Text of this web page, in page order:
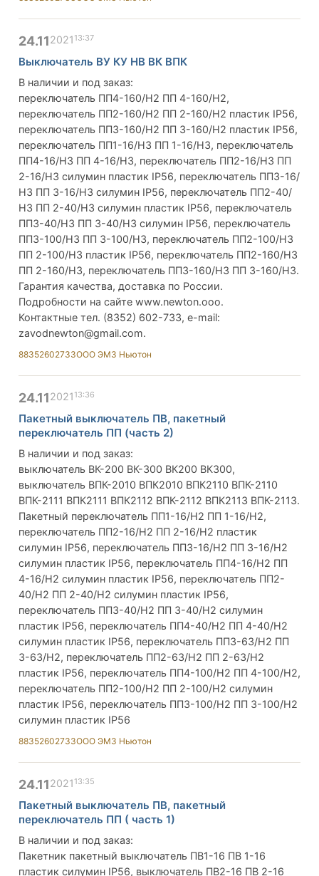
24.112021 13:37
Выключатель ВУ КУ НВ ВК ВПК
В наличии и под заказ:
переключатель ПП4-160/Н2 ПП 4-160/Н2,
переключатель ПП2-160/Н2 ПП 2-160/Н2 пластик IP56,
переключатель ПП3-160/Н2 ПП 3-160/Н2 пластик IP56,
переключатель ПП1-16/Н3 ПП 1-16/Н3, переключатель
ПП4-16/Н3 ПП 4-16/Н3, переключатель ПП2-16/Н3 ПП
2-16/Н3 силумин пластик IP56, переключатель ПП3-16/
Н3 ПП 3-16/Н3 силумин IP56, переключатель ПП2-40/
Н3 ПП 2-40/Н3 силумин пластик IP56, переключатель
ПП3-40/Н3 ПП 3-40/Н3 силумин IP56, переключатель
ПП3-100/Н3 ПП 3-100/Н3, переключатель ПП2-100/Н3
ПП 2-100/Н3 пластик IP56, переключатель ПП2-160/Н3
ПП 2-160/Н3, переключатель ПП3-160/Н3 ПП 3-160/Н3.
Гарантия качества, доставка по России.
Подробности на сайте www.newton.ooo.
Контактные тел. (8352) 602-733, e-mail:
zavodnewton@gmail.com.
88352602733ООО ЭМЗ Ньютон
24.112021 13:36
Пакетный выключатель ПВ, пакетный
переключатель ПП (часть 2)
В наличии и под заказ:
выключатель ВК-200 ВК-300 ВК200 ВК300,
выключатель ВПК-2010 ВПК2010 ВПК2110 ВПК-2110
ВПК-2111 ВПК2111 ВПК2112 ВПК-2112 ВПК2113 ВПК-2113.
Пакетный переключатель ПП1-16/Н2 ПП 1-16/Н2,
переключатель ПП2-16/Н2 ПП 2-16/Н2 пластик
силумин IP56, переключатель ПП3-16/Н2 ПП 3-16/Н2
силумин пластик IP56, переключатель ПП4-16/Н2 ПП
4-16/Н2 силумин пластик IP56, переключатель ПП2-
40/Н2 ПП 2-40/Н2 силумин пластик IP56,
переключатель ПП3-40/Н2 ПП 3-40/Н2 силумин
пластик IP56, переключатель ПП4-40/Н2 ПП 4-40/Н2
силумин пластик IP56, переключатель ПП3-63/Н2 ПП
3-63/Н2, переключатель ПП2-63/Н2 ПП 2-63/Н2
пластик IP56, переключатель ПП4-100/Н2 ПП 4-100/Н2,
переключатель ПП2-100/Н2 ПП 2-100/Н2 силумин
пластик IP56, переключатель ПП3-100/Н2 ПП 3-100/Н2
силумин пластик IP56
88352602733ООО ЭМЗ Ньютон
24.112021 13:35
Пакетный выключатель ПВ, пакетный
переключатель ПП ( часть 1)
В наличии и под заказ:
Пакетник пакетный выключатель ПВ1-16 ПВ 1-16
пластик силумин IP56, выключатель ПВ2-16 ПВ 2-16